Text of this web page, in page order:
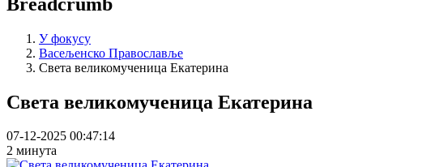
У фокусу
Васељенско Православље
Света великомученица Екатерина
Света великомученица Екатерина
07-12-2025 00:47:14
2 минута